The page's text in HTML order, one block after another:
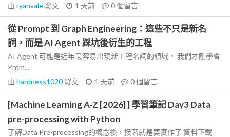
由 ryanvale發文 1 天前 0個留言
從 Prompt 到 Graph Engineering：這些不只是新名
詞，而是 AI Agent 踩坑後衍生的工程
AI Agent 可能是近年最容易出現新工程名詞的領域。 我們才剛學會
Prom...
由 hardness1020發文 1 天前 0個留言
[Machine Learning A-Z [2026] ] 學習筆記 Day3 Data
pre-processing with Python
了解Data Pre-processing的概念後，接著就是要實作了 資料下載